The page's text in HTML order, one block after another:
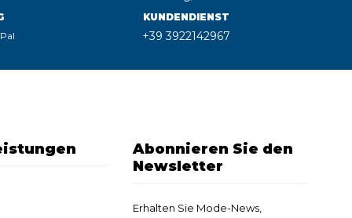
KUNDENDIENST
+39 3922142967
Abonnieren Sie den
Newsletter
Erhalten Sie Mode-News,